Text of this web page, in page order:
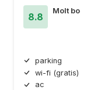
8.8
Molt bo
parking
wi-fi (gratis)
ac